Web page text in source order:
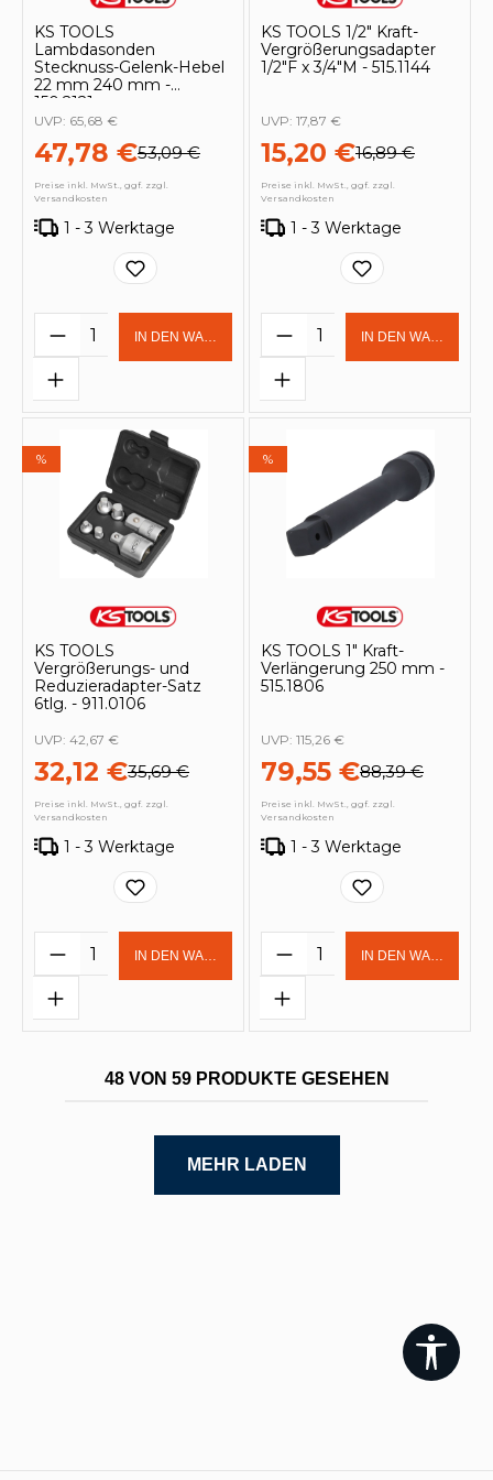
KS TOOLS
Lambdasonden
Stecknuss-Gelenk-Hebel
22 mm 240 mm -
150.2121
47,78 €53,09 €
UVP: 65,68 €
Preise inkl. MwSt., ggf. zzgl.
Versandkosten
1 - 3 Werktage
Produkt Anzahl: Gib den
IN DEN WARENKORB
KS TOOLS 1/2" Kraft-
Vergrößerungsadapter
1/2"F x 3/4"M - 515.1144
15,20 €16,89 €
UVP: 17,87 €
Preise inkl. MwSt., ggf. zzgl.
Versandkosten
1 - 3 Werktage
Produkt Anzahl:
IN DEN
%
KS TOOLS
Vergrößerungs- und
Reduzieradapter-Satz
6tlg. - 911.0106
32,12 €35,69 €
UVP: 42,67 €
Preise inkl. MwSt., ggf. zzgl.
Versandkosten
1 - 3 Werktage
Produkt Anzahl: Gib den
IN DEN WARENKORB
%
KS TOOLS 1" Kraft-
Verlängerung 250 mm -
515.1806
79,55 €88,39 €
UVP: 115,26 €
Preise inkl. MwSt., ggf. zzgl.
Versandkosten
1 - 3 Werktage
Produkt Anzahl:
IN DEN
48 VON 59 PRODUKTE GESEHEN
MEHR LADEN